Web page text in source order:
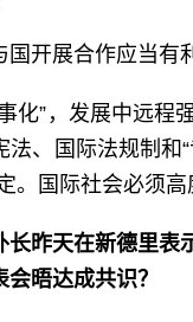
开展合作应当有
化”，发展中远
、国际法规制和
。国际社会必须
长昨天在新德里表
晤达成共识？